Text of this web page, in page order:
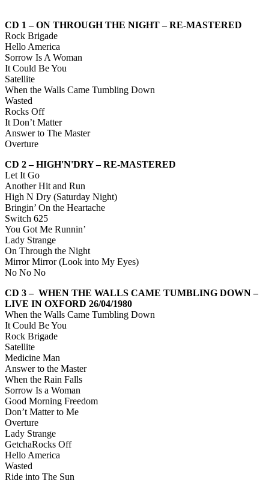
CD 1 – ON THROUGH THE NIGHT – RE-MASTERED
Rock Brigade
Hello America
Sorrow Is A Woman
It Could Be You
Satellite
When the Walls Came Tumbling Down
Wasted
Rocks Off
It Don’t Matter
Answer to The Master
Overture
CD 2 – HIGH'N'DRY – RE-MASTERED
Let It Go
Another Hit and Run
High N Dry (Saturday Night)
Bringin’ On the Heartache
Switch 625
You Got Me Runnin’
Lady Strange
On Through the Night
Mirror Mirror (Look into My Eyes)
No No No
CD 3 – WHEN THE WALLS CAME TUMBLING DOWN –
LIVE IN OXFORD 26/04/1980
When the Walls Came Tumbling Down
It Could Be You
Rock Brigade
Satellite
Medicine Man
Answer to the Master
When the Rain Falls
Sorrow Is a Woman
Good Morning Freedom
Don’t Matter to Me
Overture
Lady Strange
GetchaRocks Off
Hello America
Wasted
Ride into The Sun